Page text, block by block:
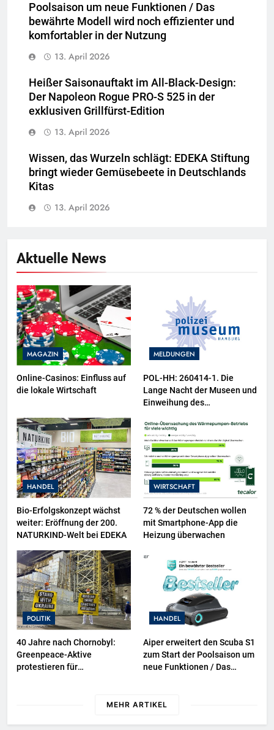
Poolsaison um neue Funktionen / Das
bewährte Modell wird noch effizienter und
komfortabler in der Nutzung
13. April 2026
Heißer Saisonauftakt im All-Black-Design:
Der Napoleon Rogue PRO-S 525 in der
exklusiven Grillfürst-Edition
13. April 2026
Wissen, das Wurzeln schlägt: EDEKA Stiftung
bringt wieder Gemüsebeete in Deutschlands
Kitas
13. April 2026
Aktuelle News
MAGAZIN
Online-Casinos: Einfluss auf
die lokale Wirtschaft
MELDUNGEN
POL-HH: 260414-1. Die
Lange Nacht der Museen und
Einweihung des
sowie neuer
Ausstellungsbereiche im
Polizeimuseum Hamburg
HANDEL
Bio-Erfolgskonzept wächst
weiter: Eröffnung der 200.
NATURKIND-Welt bei EDEKA
WIRTSCHAFT
72 % der Deutschen wollen
mit Smartphone-App die
Heizung überwachen
POLITIK
40 Jahre nach Chornobyl:
Greenpeace-Aktive
protestieren für
Schutzhülle / Greenpeace-
HANDEL
Aiper erweitert den Scuba S1
zum Start der Poolsaison um
neue Funktionen / Das
in der Nutzung
MEHR ARTIKEL